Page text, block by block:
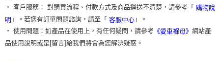
‧ 客戶服務： 對購買流程、付款方式及商品運送不清楚，請參考「 購物說
明 」。若您有訂單問題諮詢，請至「 客服中心 」。
‧ 使用問題：如產品在使用上，有任何疑問，請參考 《愛車褓母》 網站產
品使用說明或是[留言]給我們將會為您解決疑惑。